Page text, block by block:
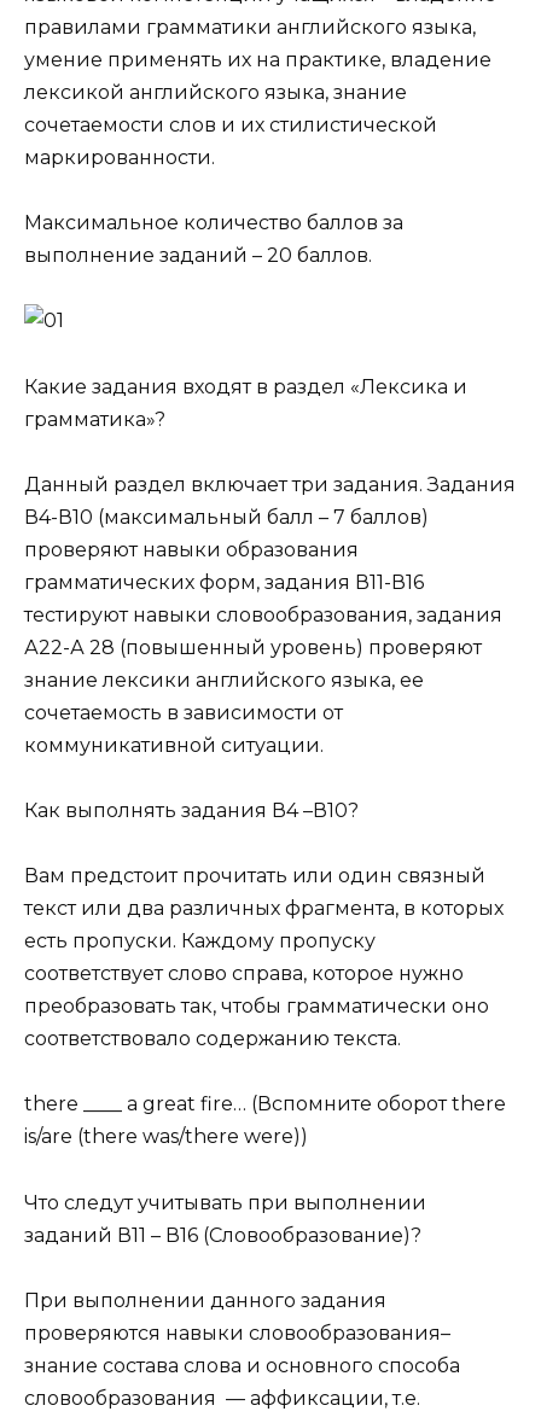
правилами грамматики английского языка,
умение применять их на практике, владение
лексикой английского языка, знание
сочетаемости слов и их стилистической
маркированности.
Максимальное количество баллов за
выполнение заданий – 20 баллов.
Какие задания входят в раздел «Лексика и
грамматика»?
Данный раздел включает три задания. Задания
В4-В10 (максимальный балл – 7 баллов)
проверяют навыки образования
грамматических форм, задания В11-В16
тестируют навыки словообразования, задания
А22-А 28 (повышенный уровень) проверяют
знание лексики английского языка, ее
сочетаемость в зависимости от
коммуникативной ситуации.
Как выполнять задания В4 –В10?
Вам предстоит прочитать или один связный
текст или два различных фрагмента, в которых
есть пропуски. Каждому пропуску
соответствует слово справа, которое нужно
преобразовать так, чтобы грамматически оно
соответствовало содержанию текста.
there ____ a great fire… (Вспомните оборотthere
is/are (there was/there were))
Что следут учитывать при выполнении
заданий В11 – В16 (Словообразование)?
При выполнении данного задания
проверяются навыки словообразования–
знание состава слова и основного способа
словообразования — аффиксации, т.е.